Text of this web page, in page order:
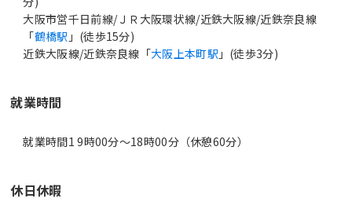
大阪市営千日前線/ＪＲ大阪環状線/近鉄大阪線/近鉄奈良線
「鶴橋駅 」(徒歩15分)
近鉄大阪線/近鉄奈良線「大阪上本町駅 」(徒歩3分)
就業時間
就業時間1 9時00分〜18時00分（休憩60分）
休日休暇